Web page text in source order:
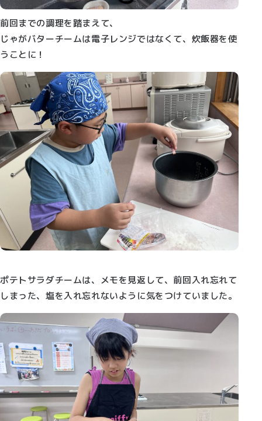
前回までの調理を踏まえて、
じゃがバターチームは電子レンジではなくて、炊飯器を使
うことに！
ポテトサラダチームは、メモを見返して、前回入れ忘れて
しまった、塩を入れ忘れないように気をつけていました。